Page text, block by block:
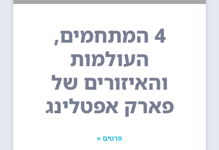
4 המתחמים,
העולמות
והאיזורים של
פארק אפטלינג
פרטים »